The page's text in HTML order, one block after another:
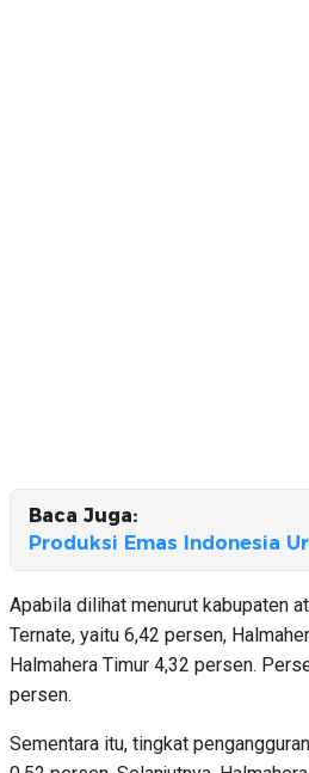
Baca Juga:
Produksi Emas Indonesia
Apabila dilihat menurut kabupaten
Ternate, yaitu 6,42 persen,
Halmahera Timur 4,32 persen.
persen.
Sementara itu, tingkat